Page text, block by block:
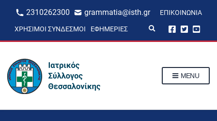
2310262300 grammatia@isth.gr ΕΠΙΚΟΙΝΩΝΊΑ
ΧΡΉΣΙΜΟΙ ΣΎΝΔΕΣΜΟΙ ΕΦΗΜΕΡΊΕΣ
p
MENU